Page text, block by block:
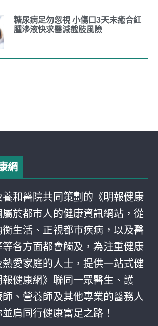
糖尿病足勿忽視 小傷口3天未癒合紅
腫滲液快求醫減截肢風險
網
和醫院共同策劃的《明報健康
於都巿人的健康資訊網站，從
生活、正視都巿疾病，以及醫
各方面都會觸及，為注重健康
愛家庭的人士，提供一站式健
健康網》聯同一眾醫生、護
、營養師及其他專業的醫務人
肩同行健康富足之路！